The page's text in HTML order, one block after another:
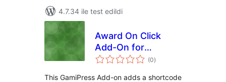
4.7.34 ile test edildi
Award On Click
Add-On for
GamiPress
(0toplam
puan
)
This GamiPress Add-on adds a shortcode